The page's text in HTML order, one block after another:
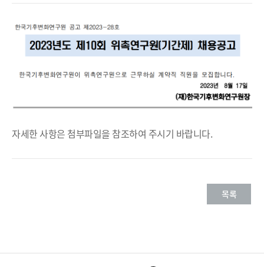
자세한 사항은 첨부파일을 참조하여 주시기 바랍니다.
목록